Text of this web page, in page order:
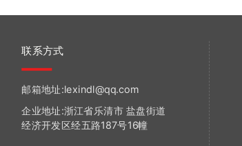
邮箱地址:lexindl@qq.com
企业地址:浙江省乐清市 盐盘街道
经济开发区经五路187号16幢
联系方式